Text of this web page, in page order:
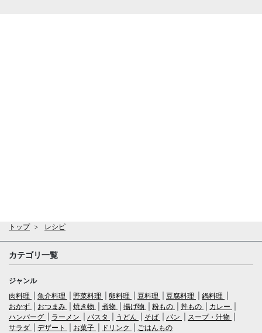
トップ レシピ
カテゴリ一覧
ジャンル
肉料理
魚介料理 野菜料理 卵料理 豆料理 豆腐料理
鍋料理
おかず
おつまみ 焼き物 煮物 揚げ物 粉もの 丼もの
カレー
ハンバーグ
ラーメン パスタ うどん そば パン
スープ・汁物
サラダ
デザート お菓子 ドリンク ごはんもの